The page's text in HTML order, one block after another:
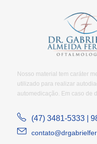
Nosso material tem caráter
utilizado para realizar
automedicação. Em caso de
(47) 3481-5333 |